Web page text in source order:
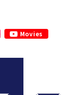
Movies